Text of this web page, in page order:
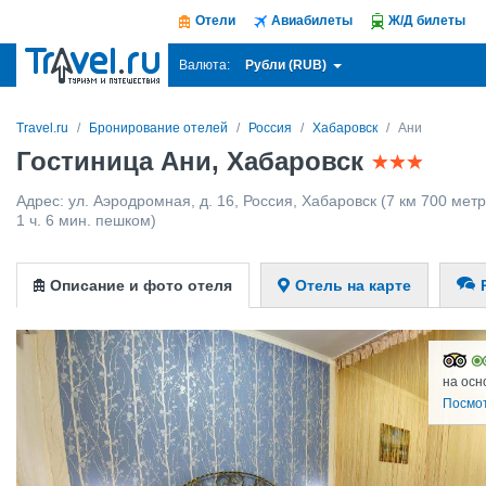
Отели Авиабилеты Ж/Д билеты
Валюта: Рубли (RUB)
Travel.ru Бронирование отелей Россия Хабаровск Ани
Гостиница Ани, Хабаровск
Адрес: ул. Аэродромная, д. 16 Россия Хабаровск (7 км 700
1 ч. 6 мин. пешком)
Описание и фото отеля Отель на карте
на